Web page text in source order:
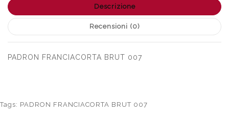
Descrizione
Recensioni (0)
PADRON FRANCIACORTA BRUT 007
Tags: PADRON FRANCIACORTA BRUT 007